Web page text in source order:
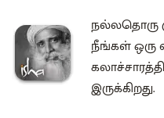
நல்லதொரு
நீங்கள் ஒரு
இருக்கிறது.